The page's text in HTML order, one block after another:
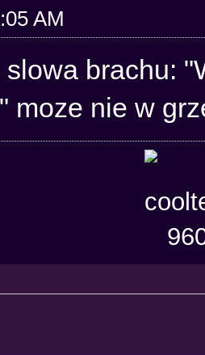
AM
brachu:
moze nie w